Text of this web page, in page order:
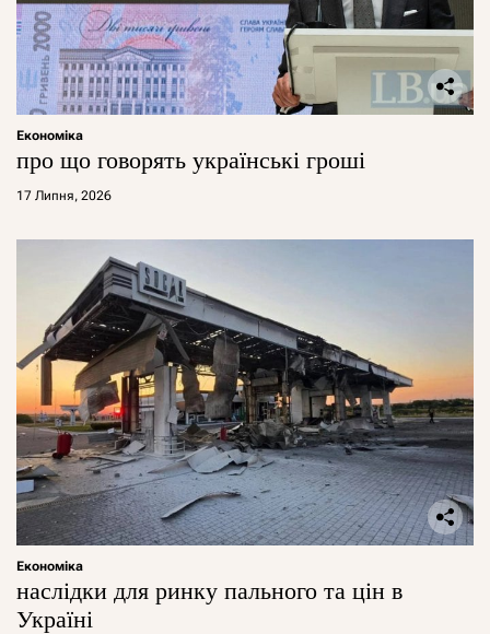
Економіка
про що говорять українські гроші
17 Липня, 2026
Економіка
наслідки для ринку пального та цін в
Україні